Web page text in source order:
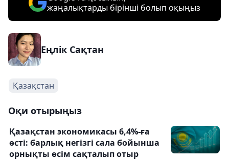
жаңалықтарды бірінші болып оқыңыз
Еңлік Сақтан
Қазақстан
Оқи отырыңыз
Қазақстан экономикасы 6,4%-ға
өсті: барлық негізгі сала бойынша
орнықты өсім сақталып отыр